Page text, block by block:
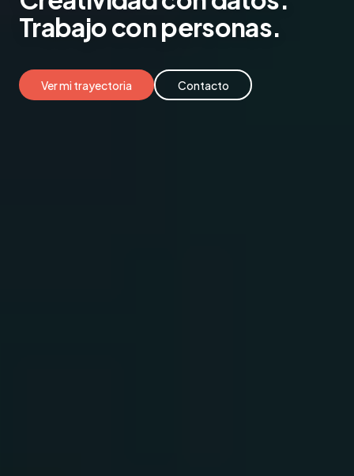
Trabajocon personas.
Ver mi trayectoria Contacto